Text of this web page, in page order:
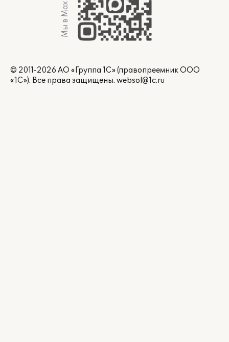
Мы в Max
© 2011-2026 АО «Группа 1С» (правопреемник ООО
«1С»). Все права защищены. websol@1c.ru